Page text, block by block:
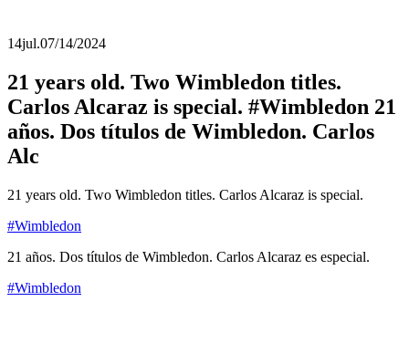
14jul.07/14/2024
21 years old. Two Wimbledon titles.
Carlos Alcaraz is special. #Wimbledon 21
años. Dos títulos de Wimbledon. Carlos
Alc
21 years old. Two Wimbledon titles. Carlos Alcaraz is special.
#Wimbledon
21 años. Dos títulos de Wimbledon. Carlos Alcaraz es especial.
#Wimbledon